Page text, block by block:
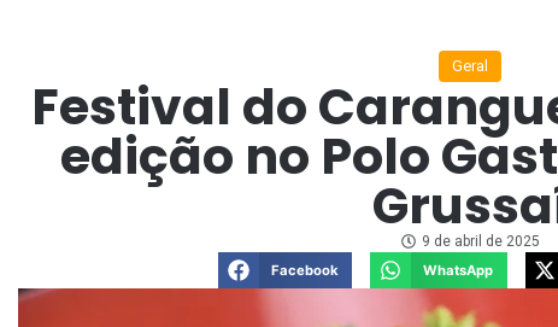
Geral
Festival do
edição no Polo
9 de abril de 2025
Facebook
WhatsApp